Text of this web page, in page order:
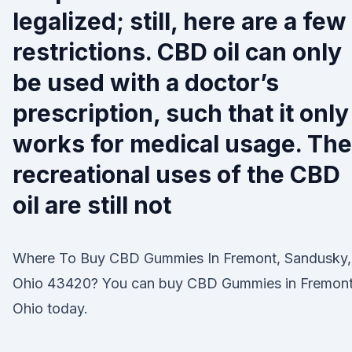
legalized; still, here are a few
restrictions. CBD oil can only
be used with a doctor’s
prescription, such that it only
works for medical usage. The
recreational uses of the CBD
oil are still not
Where To Buy CBD Gummies In Fremont, Sandusky,
Ohio 43420? You can buy CBD Gummies in
Ohio today.